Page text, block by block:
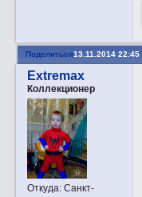
Поделиться13.11.2014 22:45
Extremax
Коллекционер
Откуда:Санкт-